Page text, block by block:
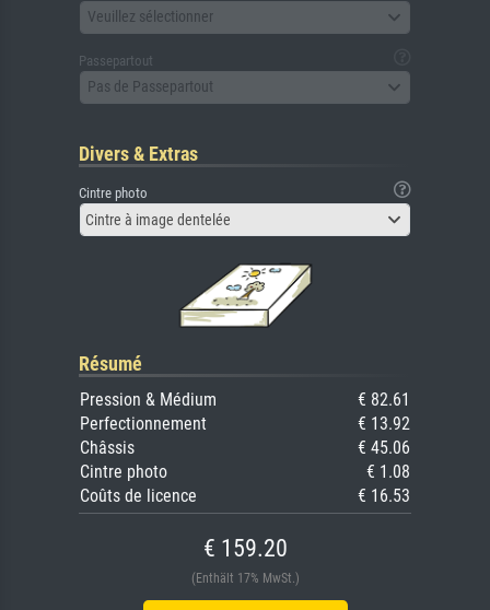
Veuillez sélectionner
Passepartout
Pas de Passepartout
Divers & Extras
Cintre photo
Cintre à image dentelée
Résumé
Pression & Médium
€ 82.61
Perfectionnement
€ 13.92
Châssis
€ 45.06
Cintre photo
€ 1.08
Coûts de licence
€ 16.53
€ 159.20
(Enthält 17% MwSt.)